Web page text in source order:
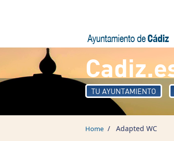
TU AYUNTAMIENTO
Home / Adapted WC